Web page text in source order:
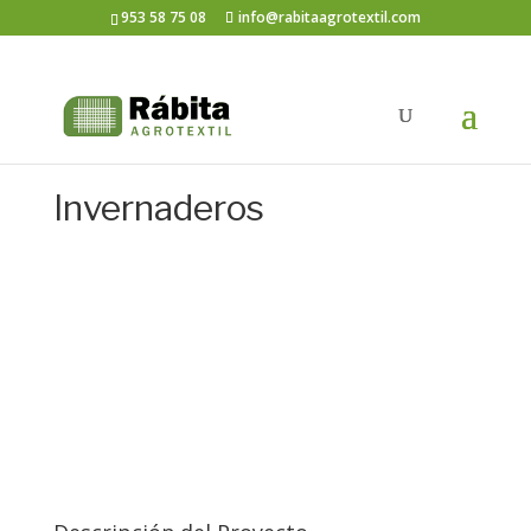
953 58 75 08 info@rabitaagrotextil.com
Invernaderos